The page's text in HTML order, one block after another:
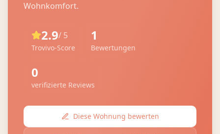
Wohnkomfort.
2.9/ 5
Trovivo-Score
1
Bewertungen
0
verifizierte Reviews
Diese Wohnung bewerten